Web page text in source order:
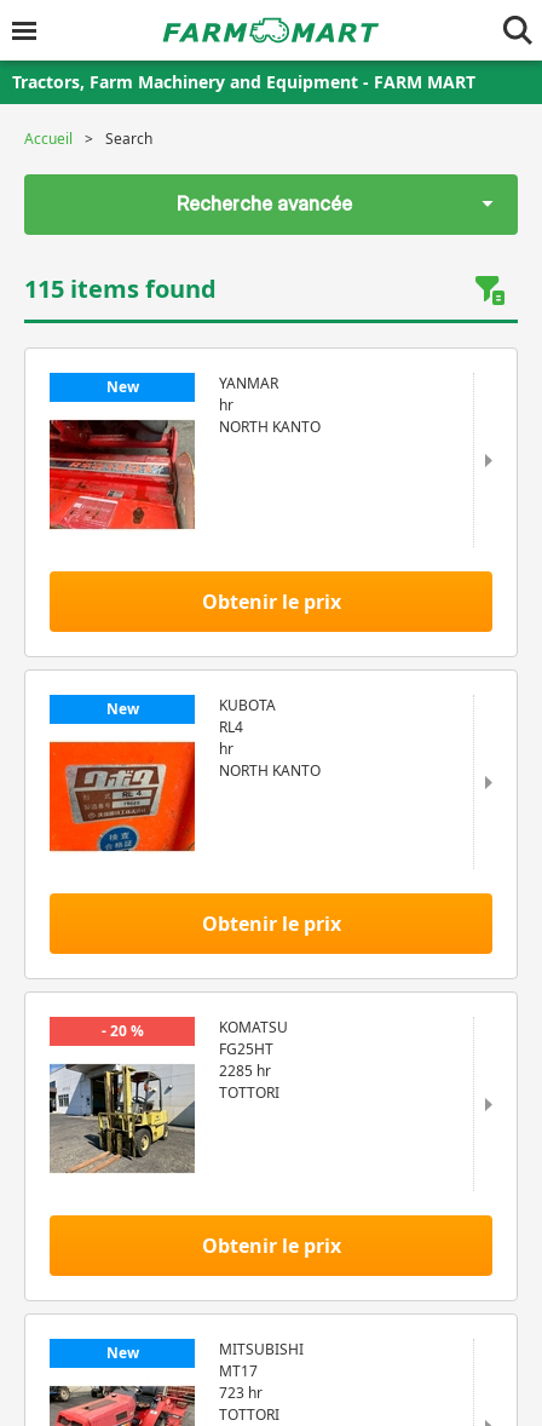
Tractors, Farm Machinery and Equipment - FARM MART
Accueil Search
Recherche avancée
115 items found
New
YANMAR
hr
NORTH KANTO
Obtenir le prix
New
KUBOTA
RL4
hr
NORTH KANTO
Obtenir le prix
- 20 %
KOMATSU
FG25HT
2285 hr
TOTTORI
Obtenir le prix
New
MITSUBISHI
MT17
723 hr
TOTTORI